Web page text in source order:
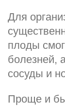
Для
плоды
болезней,
сосуды и
Проще и